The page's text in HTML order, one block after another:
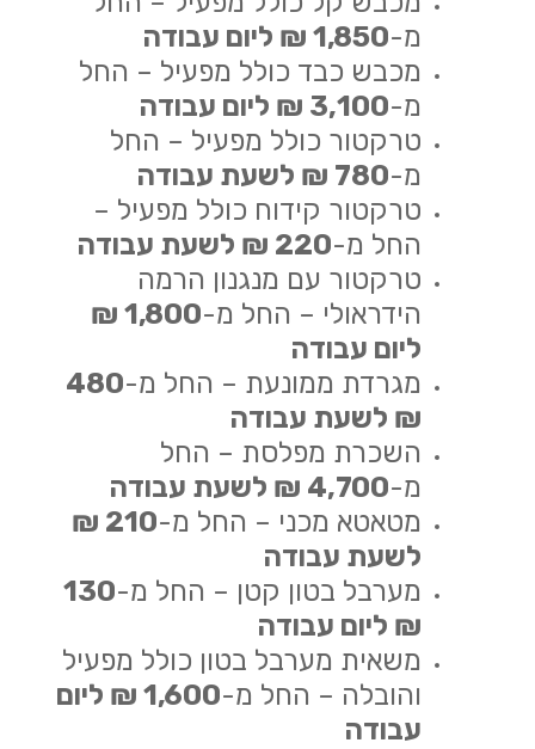
מ-1,850 ₪ ליום עבודה
מכבש כבד כולל מפעיל – החל
מ-3,100 ₪ ליום עבודה
טרקטור כולל מפעיל – החל
מ-780 ₪ לשעת עבודה
טרקטור קידוח כולל מפעיל –
החל מ-220 ₪ לשעת עבודה
טרקטור עם מנגנון הרמה
הידראולי – החל מ-
1,800 ₪
ליום עבודה
מגרדת ממונעת – החל מ-480
₪ לשעת עבודה
השכרת מפלסת – החל
מ-4,700 ₪ לשעת עבודה
מטאטא מכני – החל מ-
210 ₪
לשעת עבודה
מערבל בטון קטן – החל מ-130
₪ ליום עבודה
משאית מערבל בטון כולל מפעיל
והובלה – החל מ-
1,600 ₪ ליום
עבודה